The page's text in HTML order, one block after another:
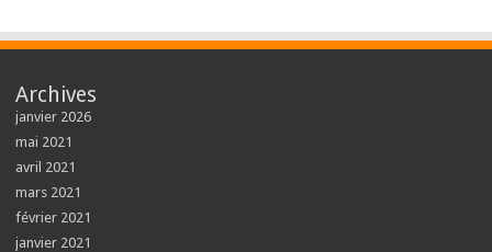
Archives
janvier 2026
mai 2021
avril 2021
mars 2021
février 2021
janvier 2021